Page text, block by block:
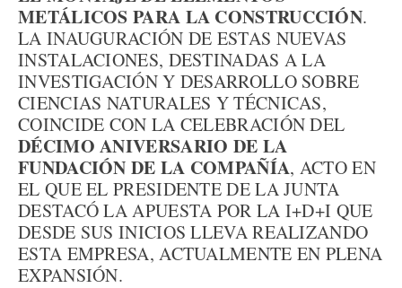
METÁLICOS PARA LA CONSTRUCCIÓN.
LA INAUGURACIÓN DE ESTAS NUEVAS
INSTALACIONES, DESTINADAS A LA
INVESTIGACIÓN Y DESARROLLO SOBRE
CIENCIAS NATURALES Y TÉCNICAS,
COINCIDE CON LA CELEBRACIÓN DEL
DÉCIMO ANIVERSARIO DE LA
FUNDACIÓN DE LA COMPAÑÍA, ACTO EN
EL QUE EL PRESIDENTE DE LA JUNTA
DESTACÓ LA APUESTA POR LA I+D+I QUE
DESDE SUS INICIOS LLEVA REALIZANDO
ESTA EMPRESA, ACTUALMENTE EN PLENA
EXPANSIÓN.